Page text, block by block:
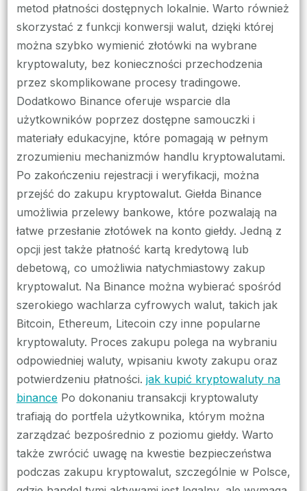
metod płatności dostępnych lokalnie. Warto również
skorzystać z funkcji konwersji walut, dzięki której
można szybko wymienić złotówki na wybrane
kryptowaluty, bez konieczności przechodzenia
przez skomplikowane procesy tradingowe.
Dodatkowo Binance oferuje wsparcie dla
użytkowników poprzez dostępne samouczki i
materiały edukacyjne, które pomagają w pełnym
zrozumieniu mechanizmów handlu kryptowalutami.
Po zakończeniu rejestracji i weryfikacji, można
przejść do zakupu kryptowalut. Giełda Binance
umożliwia przelewy bankowe, które pozwalają na
łatwe przesłanie złotówek na konto giełdy. Jedną z
opcji jest także płatność kartą kredytową lub
debetową, co umożliwia natychmiastowy zakup
kryptowalut. Na Binance można wybierać spośród
szerokiego wachlarza cyfrowych walut, takich jak
Bitcoin, Ethereum, Litecoin czy inne popularne
kryptowaluty. Proces zakupu polega na wybraniu
odpowiedniej waluty, wpisaniu kwoty zakupu oraz
potwierdzeniu płatności. jak kupić kryptowaluty na
binancePo dokonaniu transakcji kryptowaluty
trafiają do portfela użytkownika, którym można
zarządzać bezpośrednio z poziomu giełdy. Warto
także zwrócić uwagę na kwestie bezpieczeństwa
podczas zakupu kryptowalut, szczególnie w Polsce,